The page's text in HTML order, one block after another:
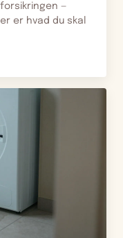
—
er hvad du skal